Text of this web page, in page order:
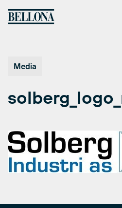
Media